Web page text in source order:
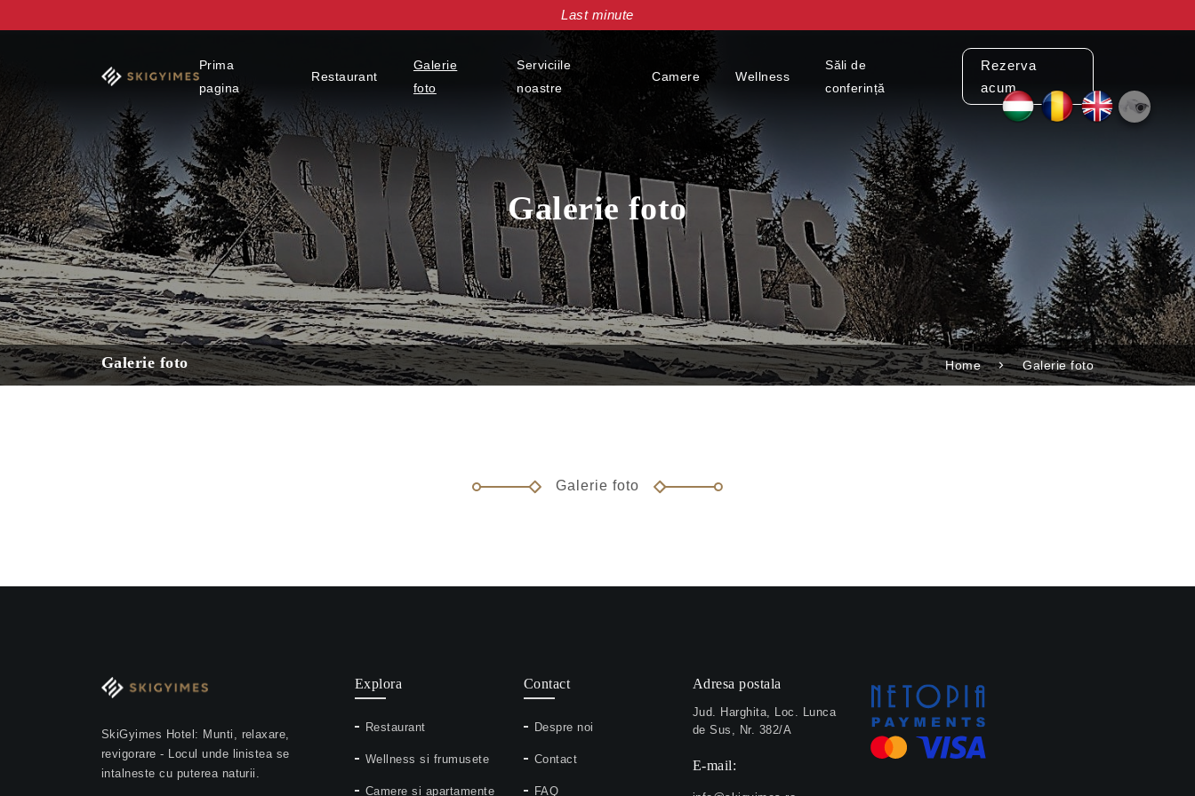
Last minute
Prima
pagina
Restaurant
Galerie
foto
Serviciile
noastre
Camere Wellness
Săli de
conferință
Rezerva
acum
Galerie foto
Galerie foto Home Galerie foto
Galerie foto
SkiGyimes Hotel: Munti, relaxare,
revigorare - Locul unde linistea se
intalneste cu puterea naturii.
Explora
Restaurant
Wellness si frumusete
Camere si apartamente
Contact
Despre noi
Contact
FAQ
Adresa postala
Jud. Harghita, Loc. Lunca
de Sus, Nr. 382/A
E-mail: